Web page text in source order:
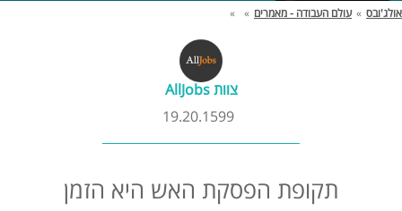
קורסים אונליין
שאלות נפוצות
אולג'ובס » עולם העבודה - מאמרים »
»
צוות AllJobs
19.20.1599
תקופת הפסקת האש היא הזמן